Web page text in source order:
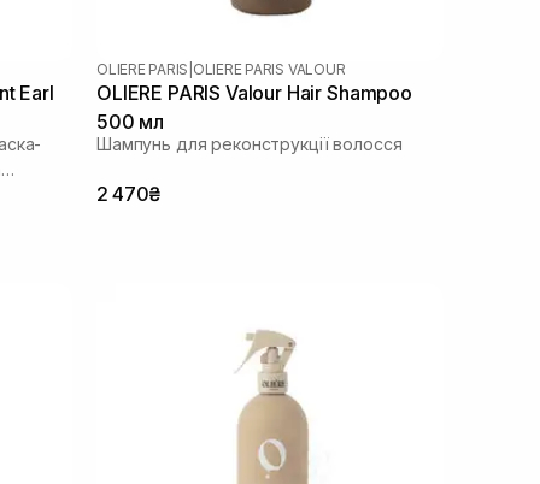
Earl
OLIERE PARIS OLIERE PARIS VALOUR
OLIERE PARIS Valour Hair Shampoo
500 мл
Шампунь для реконструкції волосся
2 470₴